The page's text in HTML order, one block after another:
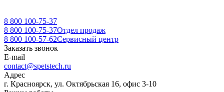
8 800 100-75-37
8 800 100-75-37Отдел продаж
8 800 100-57-62Сервисный центр
Заказать звонок
E-mail
contact@spetstech.ru
Адрес
г. Красноярск, ул. Октябрьская 16, офис 3-10